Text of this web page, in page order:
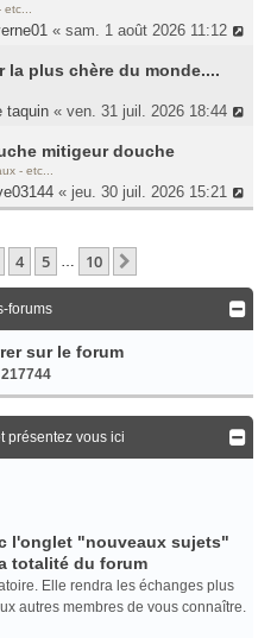
« sam. 1 août 2026 11:12
la plus chère du monde....
taquin « ven. 31 juil. 2026 18:44
mitigeur douche
- etc...
« jeu. 30 juil. 2026 15:21
4 5 … 10
forums
sur le forum
217744
présentez vous ici
l'onglet "nouveaux sujets"
totalité du forum
Elle rendra les échanges plus
autres membres de vous connaître.